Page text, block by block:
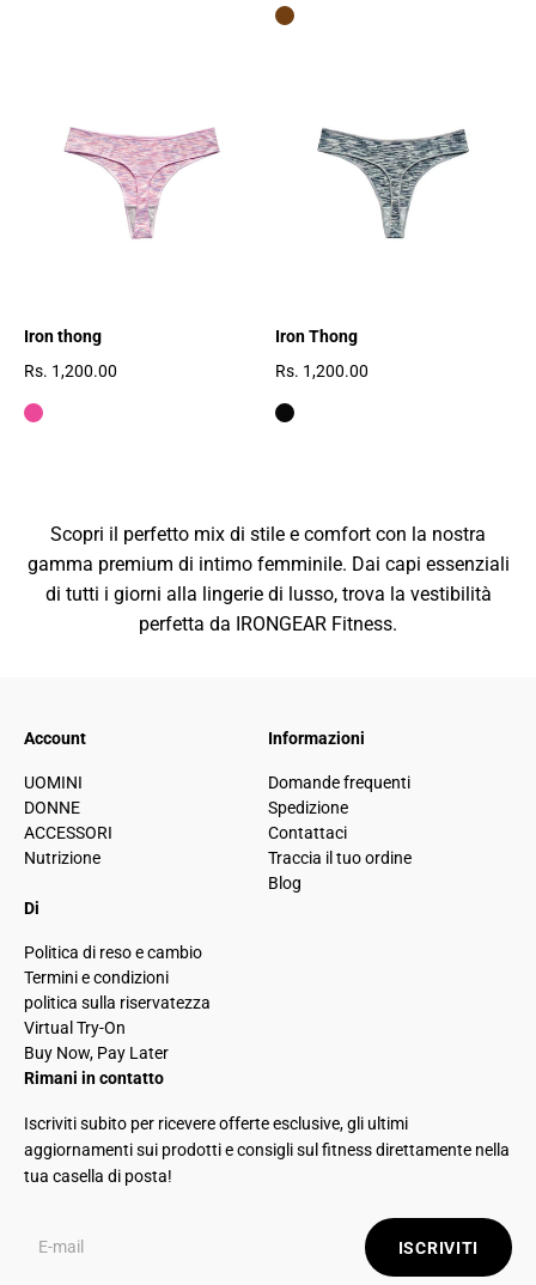
Iron thong
Rs. 1,200.00
Iron Thong
Rs. 1,200.00
Scopri il perfetto mix di stile e comfort con la nostra
gamma premium di intimo femminile. Dai capi essenziali
di tutti i giorni alla lingerie di lusso, trova la vestibilità
perfetta da IRONGEAR Fitness.
Account
UOMINI
DONNE
ACCESSORI
Nutrizione
Informazioni
Domande frequenti
Spedizione
Contattaci
Traccia il tuo ordine
Blog
Di
Politica di reso e cambio
Termini e condizioni
politica sulla riservatezza
Virtual Try-On
Buy Now, Pay Later
Rimani in contatto
Iscriviti subito per ricevere offerte esclusive, gli ultimi
aggiornamenti sui prodotti e consigli sul fitness direttamente nella
tua casella di posta!
ISCRIVITI